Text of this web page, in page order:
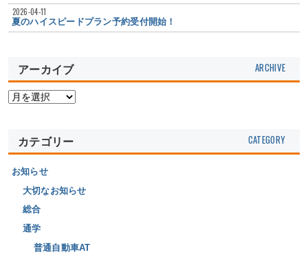
夏のハイスピードプラン予約受付開始！
2026-04-11
アーカイブ
カテゴリー
お知らせ
大切なお知らせ
総合
通学
普通自動車AT